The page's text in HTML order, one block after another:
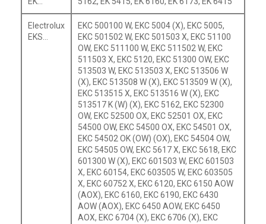
Electrolux
EKS…
EKC 500100 W, EKC 5004 (X), EKC 5005,
EKC 501502 W, EKC 501503 X, EKC 51100
OW, EKC 511100 W, EKC 511502 W, EKC
511503 X, EKC 5120, EKC 51300 OW, EKC
513503 W, EKC 513503 X, EKC 513506 W
(X), EKC 513508 W (X), EKC 513509 W (X),
EKC 513515 X, EKC 513516 W (X), EKC
513517 K (W) (X), EKC 5162, EKC 52300
OW, EKC 52500 OX, EKC 52501 OX, EKC
54500 OW, EKC 54500 OX, EKC 54501 OX,
EKC 54502 OK (OW) (OX), EKC 54504 OW,
EKC 54505 OW, EKC 5617 X, EKC 5618, EKC
601300 W (X), EKC 601503 W, EKC 601503
X, EKC 60154, EKC 603505 W, EKC 603505
X, EKC 60752 X, EKC 6120, EKC 6150 AOW
(AOX), EKC 6160, EKC 6190, EKC 6430
AOW (AOX), EKC 6450 AOW, EKC 6450
AOX, EKC 6704 (X), EKC 6706 (X), EKC